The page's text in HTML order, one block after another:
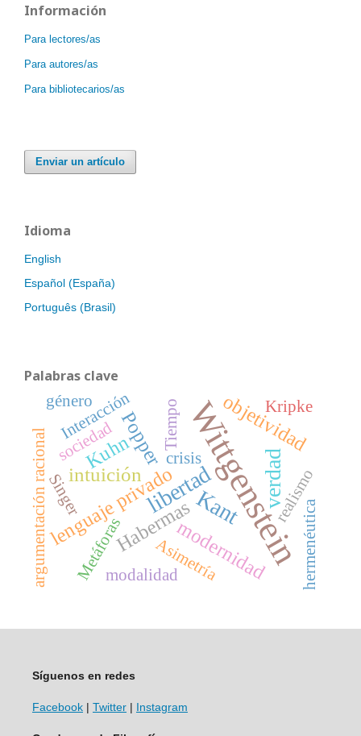
Información
Para lectores/as
Para autores/as
Para bibliotecarios/as
Enviar un artículo
Idioma
English
Español (España)
Português (Brasil)
Palabras clave
Wittgenstein
libertad verdad
Kant
lenguaje privado
Habermas
intuición
KuhnPopper objetividad
modernidad
Interacción
crisis
argumentación racional Asimetría
Singer
Metáforas
sociedad Tiempo
modalidad
realismo
hermenéutica
Kripke
género
Síguenos en redes
Facebook | Twitter | Instagram